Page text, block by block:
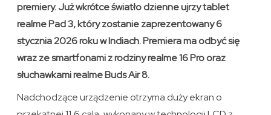
premiery. Już wkrótce światło dzienne ujrzy tablet
realme Pad 3, który zostanie zaprezentowany 6
stycznia 2026 roku w Indiach. Premiera ma odbyć się
wraz ze smartfonami z rodziny realme 16 Pro oraz
słuchawkami realme Buds Air 8.
Nadchodzące urządzenie otrzyma duży ekran o